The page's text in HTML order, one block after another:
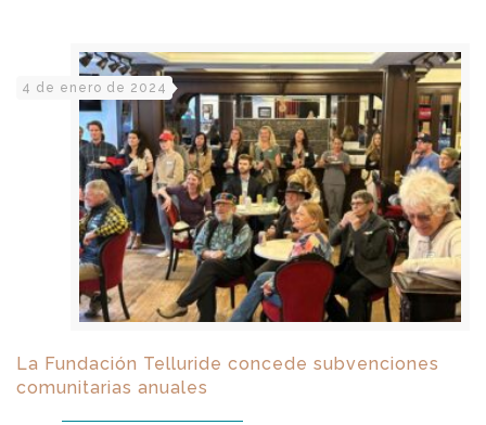
4 de enero de 2024
La Fundación Telluride concede subvenciones
comunitarias anuales